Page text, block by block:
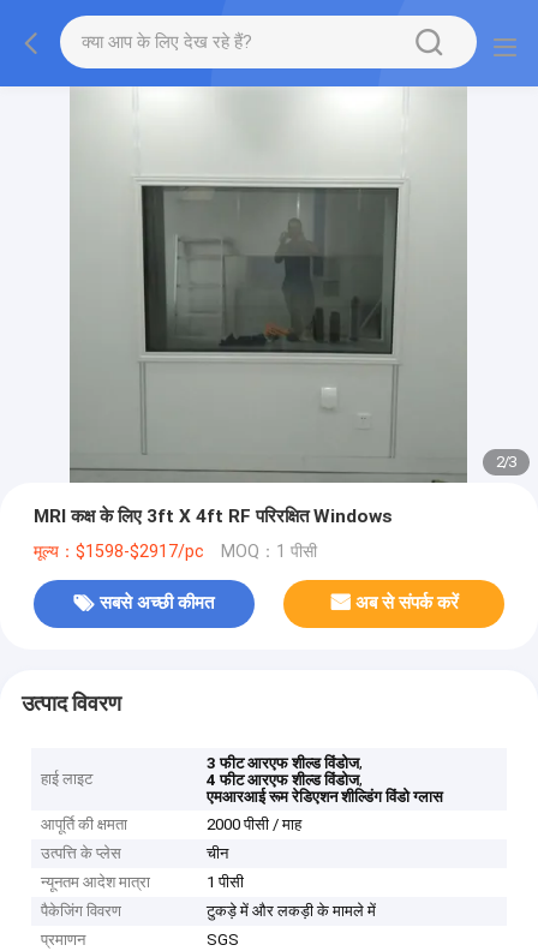
2/3
MRI कक्ष के लिए 3ft X 4ft RF परिरक्षित Windows
मूल्य：$1598-$2917/pc MOQ：1 पीसी
सबसे अच्छी कीमत अब से संपर्क करें
उत्पाद विवरण
हाई लाइट
3 फीट आरएफ शील्ड विंडोज,
4 फीट आरएफ शील्ड विंडोज,
एमआरआई रूम रेडिएशन शील्डिंग विंडो ग्लास
आपूर्ति की क्षमता
2000 पीसी / माह
उत्पत्ति के प्लेस
चीन
न्यूनतम आदेश मात्रा
1 पीसी
पैकेजिंग विवरण
टुकड़े में और लकड़ी के मामले में
प्रमाणन
SGS